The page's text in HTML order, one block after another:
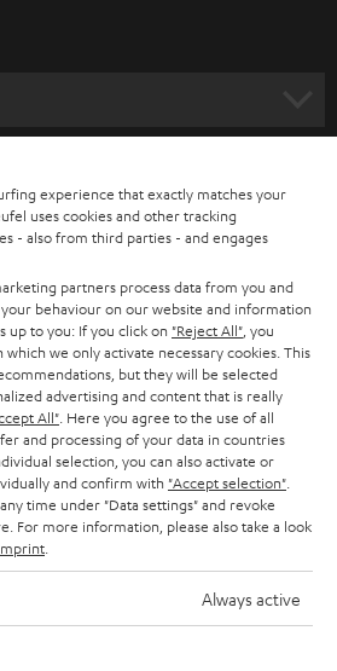
experience that exactly matches your
uses cookies and other tracking
- also from third parties - and engages
partners process data from you and
behaviour on our website and information
to you: If you click on "Reject All" , you
we only activate necessary cookies. This
but they will be selected
advertising and content that is really
All" . Here you agree to the use of all
and processing of your data in countries
selection, you can also activate or
and confirm with "Accept selection"
time under "Data settings" and revoke
For more information, please also take a look
Always active